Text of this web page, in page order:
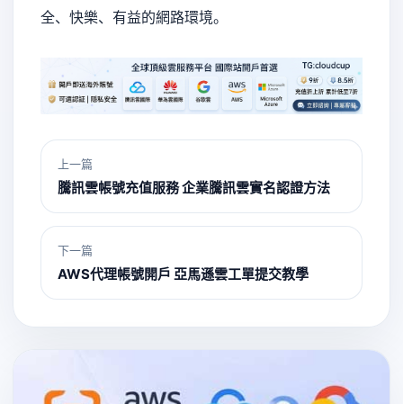
全、快樂、有益的網路環境。
上一篇
騰訊雲帳號充值服務 企業騰訊雲實名認證方法
下一篇
AWS代理帳號開戶 亞馬遜雲工單提交教學